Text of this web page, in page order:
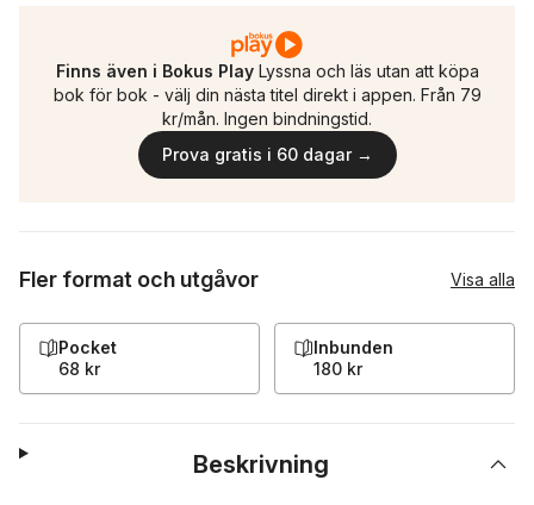
Finns även i Bokus Play Lyssna och läs utan att köpa
bok för bok - välj din nästa titel direkt i appen. Från 79
kr/mån. Ingen bindningstid.
Prova gratis i 60 dagar →
Fler format och utgåvor Visa alla
Pocket
68 kr
Inbunden
180 kr
Beskrivning